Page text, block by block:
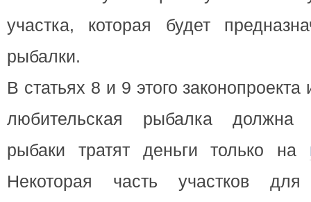
участка, которая будет
рыбалки.
В статьях 8 и 9 этого
любительская рыбалка должна
рыбаки тратят деньги только на
Некоторая часть участков